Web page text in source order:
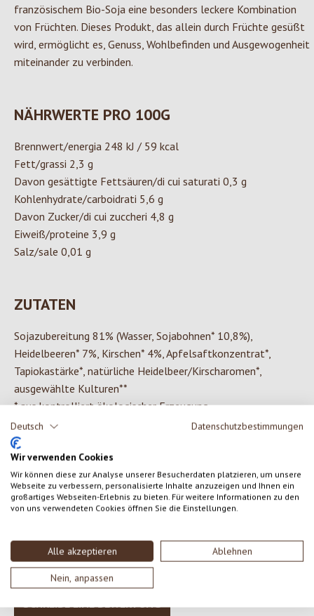
Deutsch Datenschutzbestimmungen
Wir verwenden Cookies
Wir können diese zur Analyse unserer Besucherdaten platzieren, um unsere
Webseite zu verbessern, personalisierte Inhalte anzuzeigen und Ihnen ein
großartiges Webseiten-Erlebnis zu bieten. Für weitere Informationen zu den
von uns verwendeten Cookies öffnen Sie die Einstellungen.
Alle akzeptieren Ablehnen
Nein, anpassen
französischem Bio-Soja eine besonders leckere Kombination
von Früchten. Dieses Produkt, das allein durch Früchte gesüßt
wird, ermöglicht es, Genuss, Wohlbefinden und Ausgewogenheit
miteinander zu verbinden.
NÄHRWERTE PRO 100G
Brennwert/energia 248 kJ / 59 kcal
Fett/grassi 2,3 g
Davon gesättigte Fettsäuren/di cui saturati 0,3 g
Kohlenhydrate/carboidrati 5,6 g
Davon Zucker/di cui zuccheri 4,8 g
Eiweiß/proteine 3,9 g
Salz/sale 0,01 g
ZUTATEN
Sojazubereitung 81% (Wasser, Sojabohnen* 10,8%),
Heidelbeeren* 7%, Kirschen* 4%, Apfelsaftkonzentrat*,
Tapiokastärke*, natürliche Heidelbeer­/Kirscharomen*,
ausgewählte Kulturen**
* aus kontrolliert ökologischer Erzeugung
** davon Bifidus und Lactobacillus acidophilus
0 von 0 Bewertungen
Durchschnittliche Bewertung von 0 von 5 Sternen
Gib eine Bewertung ab!
Teile deine Erfahrungen mit dem Produkt mit anderen Kunden.
SCHREIBE EINE BEWERTUNG